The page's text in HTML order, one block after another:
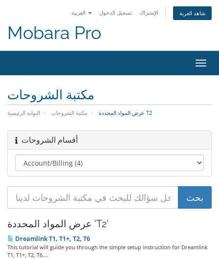
تسجيل الدخول الإشتراك شاهد العربة
Mobara Pro
تبديل
التنقل
مكتبة الشروحات
البوابة الرئيسية مكتبة الشروحات عرض المواد المحددة T2
أقسام الشروحات
عرض المواد المحددة 'T2'
Dreamlink T1, T1+, T2, T6
This tutorial will guide you through the simple setup instruction for Dreamlink
T1, T1+, T2, T6....